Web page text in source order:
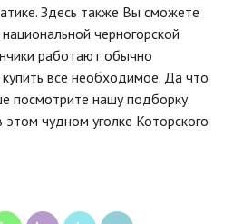
Здесь также Вы сможете
черногорской
работают обычно
все необходимое. Да что
посмотрите нашу подборку
чудном уголке Которского